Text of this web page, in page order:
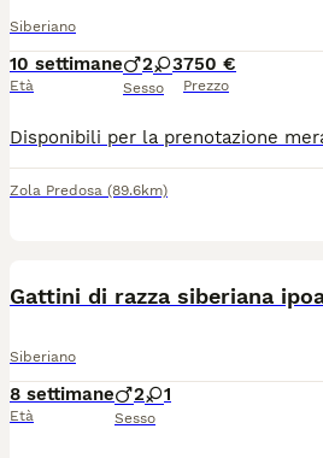
Siberiano
10 settimane
Età
2 3
Sesso
750 €
Prezzo
Zola Predosa (89.6km)
Siberiano
8 settimane
Età
2 1
Sesso